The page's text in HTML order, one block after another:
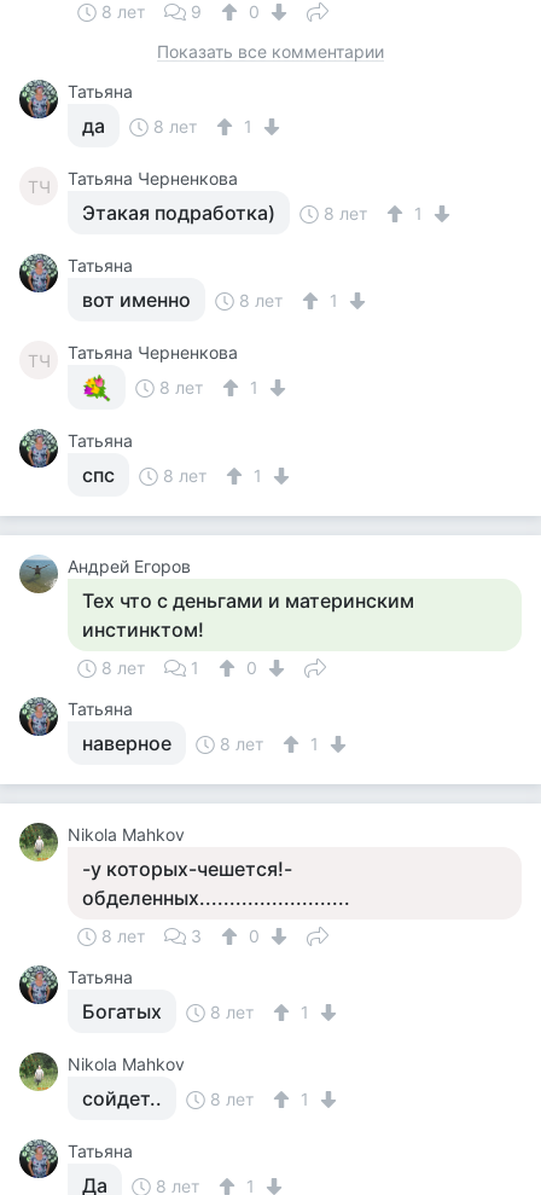
8 лет 9
0
Показать все комментарии
Татьяна
да 8 лет 1
ТЧ Татьяна Черненкова
Этакая подработка) 8 лет 1
Татьяна
вот именно 8 лет 1
ТЧ
Татьяна Черненкова
8 лет
1
Татьяна
спс 8 лет 1
Андрей Егоров
Тех что с деньгами и материнским
инстинктом!
8 лет 1
0
Татьяна
наверное 8 лет 1
Nikola Mahkov
-у которых-чешется!-
обделенных.........................
8 лет 3
0
Татьяна
Богатых 8 лет 1
Nikola Mahkov
сойдет.. 8 лет 1
Татьяна
Да 8 лет 1